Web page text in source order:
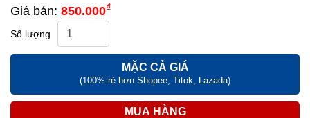
Giá bán: 850.000₫
Số lượng
MẶC CẢ GIÁ
(100% rẻ hơn Shopee, Titok, Lazada)
MUA HÀNG